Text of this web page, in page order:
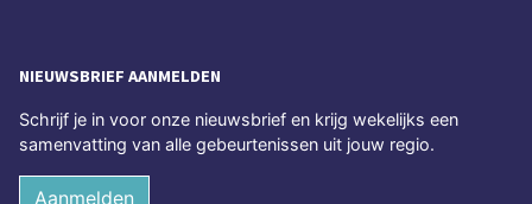
NIEUWSBRIEF AANMELDEN
Schrijf je in voor onze nieuwsbrief en krijg wekelijks een
samenvatting van alle gebeurtenissen uit jouw regio.
Aanmelden